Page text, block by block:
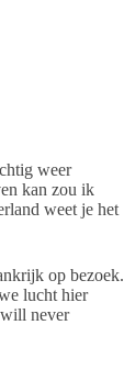
weer
kan zou ik
weet je het
op bezoek.
lucht hier
never